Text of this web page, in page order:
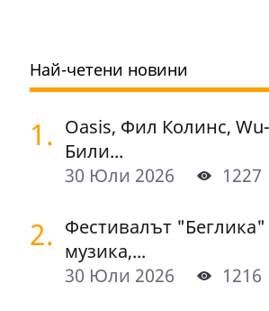
Най-четени новини
1. Oasis, Фил Колинс,
Били...
30 Юли 2026
1227
2. Фестивалът
музика,...
30 Юли 2026
1216